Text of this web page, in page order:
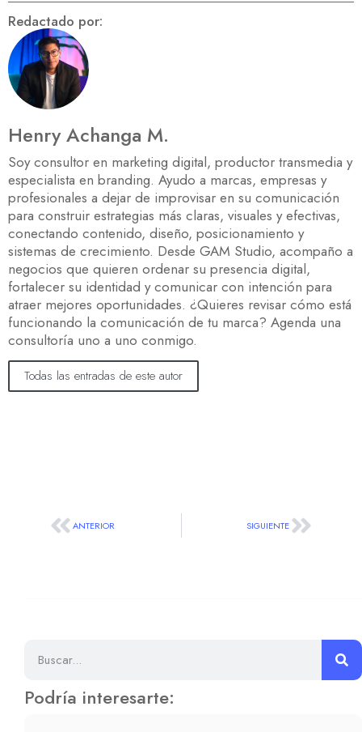
Redactado por:
Henry Achanga M.
Soy consultor en marketing digital, productor transmedia y
especialista en branding. Ayudo a marcas, empresas y
profesionales a dejar de improvisar en su comunicación
para construir estrategias más claras, visuales y efectivas,
conectando contenido, diseño, posicionamiento y
sistemas de crecimiento. Desde GAM Studio, acompaño a
negocios que quieren ordenar su presencia digital,
fortalecer su identidad y comunicar con intención para
atraer mejores oportunidades. ¿Quieres revisar cómo está
funcionando la comunicación de tu marca? Agenda una
consultoría uno a uno conmigo.
Todas las entradas de este autor
ANTERIOR SIGUIENTE
Podría interesarte: